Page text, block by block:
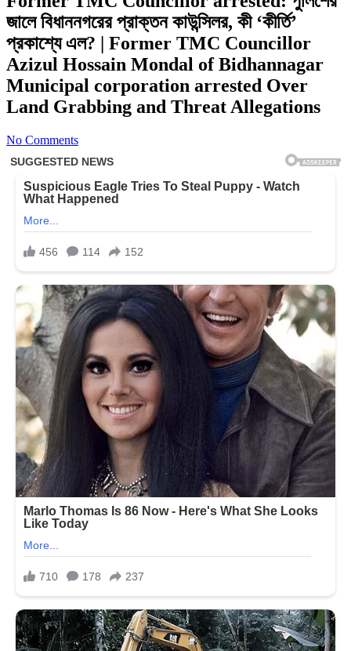
জালে বিধাননগরের প্রাক্তন কাউন্সিলর, কী ‘কীর্তি’
প্রকাশ্যে এল? | Former TMC Councillor
Azizul Hossain Mondal of Bidhannagar
Municipal corporation arrested Over
Land Grabbing and Threat Allegations
No Comments